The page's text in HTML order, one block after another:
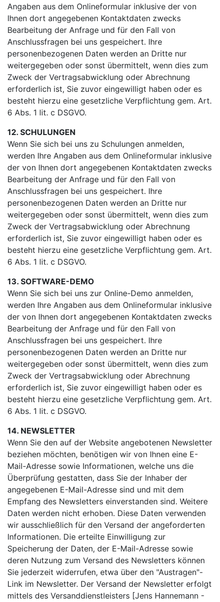
Angaben aus dem Onlineformular inklusive der von
Ihnen dort angegebenen Kontaktdaten zwecks
Bearbeitung der Anfrage und für den Fall von
Anschlussfragen bei uns gespeichert. Ihre
personenbezogenen Daten werden an Dritte nur
weitergegeben oder sonst übermittelt, wenn dies zum
Zweck der Vertragsabwicklung oder Abrechnung
erforderlich ist, Sie zuvor eingewilligt haben oder es
besteht hierzu eine gesetzliche Verpflichtung gem. Art.
6 Abs. 1 lit. c DSGVO.
12. SCHULUNGEN
Wenn Sie sich bei uns zu Schulungen anmelden,
werden Ihre Angaben aus dem Onlineformular inklusive
der von Ihnen dort angegebenen Kontaktdaten zwecks
Bearbeitung der Anfrage und für den Fall von
Anschlussfragen bei uns gespeichert. Ihre
personenbezogenen Daten werden an Dritte nur
weitergegeben oder sonst übermittelt, wenn dies zum
Zweck der Vertragsabwicklung oder Abrechnung
erforderlich ist, Sie zuvor eingewilligt haben oder es
besteht hierzu eine gesetzliche Verpflichtung gem. Art.
6 Abs. 1 lit. c DSGVO.
13. SOFTWARE-DEMO
Wenn Sie sich bei uns zur Online-Demo anmelden,
werden Ihre Angaben aus dem Onlineformular inklusive
der von Ihnen dort angegebenen Kontaktdaten zwecks
Bearbeitung der Anfrage und für den Fall von
Anschlussfragen bei uns gespeichert. Ihre
personenbezogenen Daten werden an Dritte nur
weitergegeben oder sonst übermittelt, wenn dies zum
Zweck der Vertragsabwicklung oder Abrechnung
erforderlich ist, Sie zuvor eingewilligt haben oder es
besteht hierzu eine gesetzliche Verpflichtung gem. Art.
6 Abs. 1 lit. c DSGVO.
14. NEWSLETTER
Wenn Sie den auf der Website angebotenen Newsletter
beziehen möchten, benötigen wir von Ihnen eine E-
Mail-Adresse sowie Informationen, welche uns die
Überprüfung gestatten, dass Sie der Inhaber der
angegebenen E-Mail-Adresse sind und mit dem
Empfang des Newsletters einverstanden sind. Weitere
Daten werden nicht erhoben. Diese Daten verwenden
wir ausschließlich für den Versand der angeforderten
Informationen. Die erteilte Einwilligung zur
Speicherung der Daten, der E-Mail-Adresse sowie
deren Nutzung zum Versand des Newsletters können
Sie jederzeit widerrufen, etwa über den "Austragen"-
Link im Newsletter. Der Versand der Newsletter erfolgt
mittels des Versanddienstleisters [Jens Hannemann -